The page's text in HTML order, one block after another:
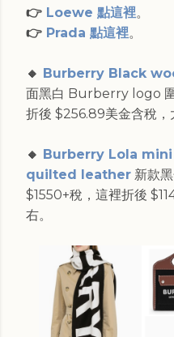
👉 Loewe 點這裡。
👉 Prada 點這裡。
🔸 Burberry Black
面黑白 Burberry logo
折後 $256.89美金含稅，
🔸 Burberry Lola
quilted leather 新款
$1550+稅，這裡折後
右。